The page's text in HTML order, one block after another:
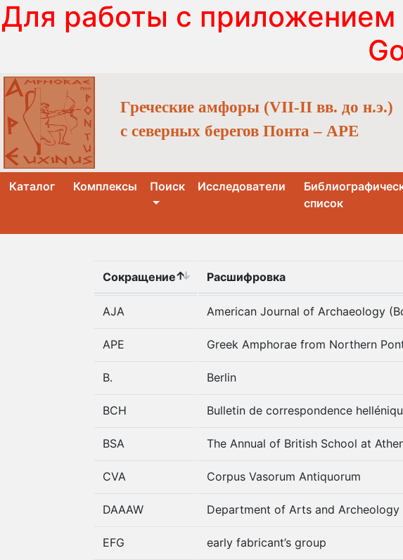
Для работы с приложением
Греческие амфоры (VII-II вв. до н.э.)
с северных берегов Понта – APE
Каталог(current)
Комплексы Поиск Исследователи
список
Сокращение
Расшифровка
AJA American Journal of Archaeology
APE Greek Amphorae from Northern
B. Berlin
BCH Bulletin de correspondence
BSA The Annual of British School at
CVA Corpus Vasorum Antiquorum
DAAAW Department of Arts and Archeology
EFG early fabricant’s group